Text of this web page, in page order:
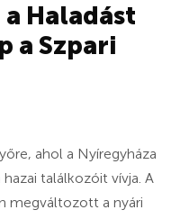
Haladást
a Szpari
ahol a Nyíregyháza
találkozóit vívja. A
megváltozott a nyári